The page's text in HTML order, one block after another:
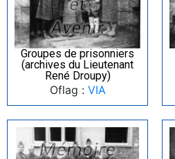
Groupes de prisonniers
(archives du Lieutenant
René Droupy)
Oflag : VIA